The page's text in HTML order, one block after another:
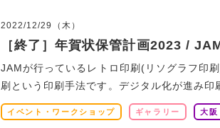
2022/12/29（木）
［終了］年賀状保管計画2023 /
JAMが行っているレトロ印刷(リソグラフ印
刷という印刷手法です。デジタル化が進み印
イベント・ワークショップ ギャラリー 大阪